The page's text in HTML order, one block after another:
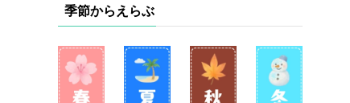
季節からえらぶ